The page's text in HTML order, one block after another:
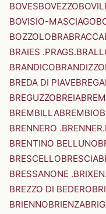
BOVESBOVEZZO
BOVISIO-MASCIAGO
BOZZOLOBRABRACCA
BRAIES .PRAGS.
BRANDICOBRANDIZZO
BREDA DI PIAVE
BREGUZZOBREIA
BREMBILLABREMBIO
BRENNERO .BRENNER.
BRENTINO BELLUNO
BRESCELLOBRESCIA
BRESSANONE .BRIXEN.
BREZZO DI BEDERO
BRIENNOBRIENZA